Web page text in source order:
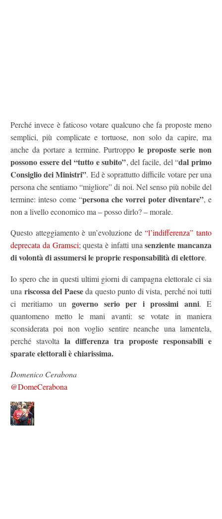
Perché invece è faticoso votare qualcuno che fa proposte meno
semplici, più complicate e tortuose, non solo da capire, ma
anche da portare a termine. Purtroppole proposte serie non
possono essere del “tutto e subito”, del facile, del “dal primo
Consiglio dei Ministri”. Ed è soprattutto difficile votare per una
persona che sentiamo “migliore” di noi. Nel senso più nobile del
termine: inteso come “persona che vorrei poter diventare”, e
non a livello economico ma – posso dirlo? – morale.
Questo atteggiamento è un’evoluzione de“l’indifferenza” tanto
deprecata da Gramsci; questa è infatti unasenziente mancanza
di volontà di assumersi le proprie responsabilità di elettore.
Io spero che in questi ultimi giorni di campagna elettorale ci sia
una riscossa del Paeseda questo punto di vista, perché noi tutti
ci meritiamo ungoverno serio per i prossimi anni. E
quantomeno metto le mani avanti: se votate in maniera
sconsiderata poi non voglio sentire neanche una lamentela,
perché stavolta la differenza tra proposte responsabili e
sparate elettorali è chiarissima.
Domenico Cerabona
@DomeCerabona